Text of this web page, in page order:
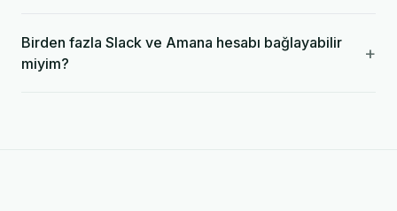
Birden fazla Slack ve Amana hesabı bağlayabilir
miyim?
+